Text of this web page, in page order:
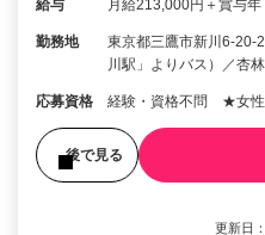
給与 月給213,000円＋賞与年
勤務地
東京都三鷹市新川6-20-
川駅」よりバス）／杏
応募資格 経験・資格不問 ★女
後で見る
更新日